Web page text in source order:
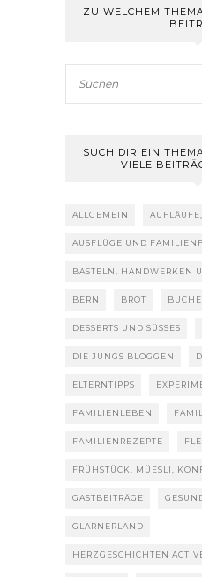
ZU WELCHEM
SUCH DIR EIN
VIELE
ALLGEMEIN
AUSFLÜGE UND
BASTELN, HANDWERKEN
BERN BROT
DESSERTS UND SÜSSES
DIE JUNGS BLOGGEN
ELTERNTIPPS
FAMILIENLEBEN
FAMILIENREZEPTE
FRÜHSTÜCK, MÜESLI,
GASTBEITRÄGE
GLARNERLAND
HERZGESCHICHTEN